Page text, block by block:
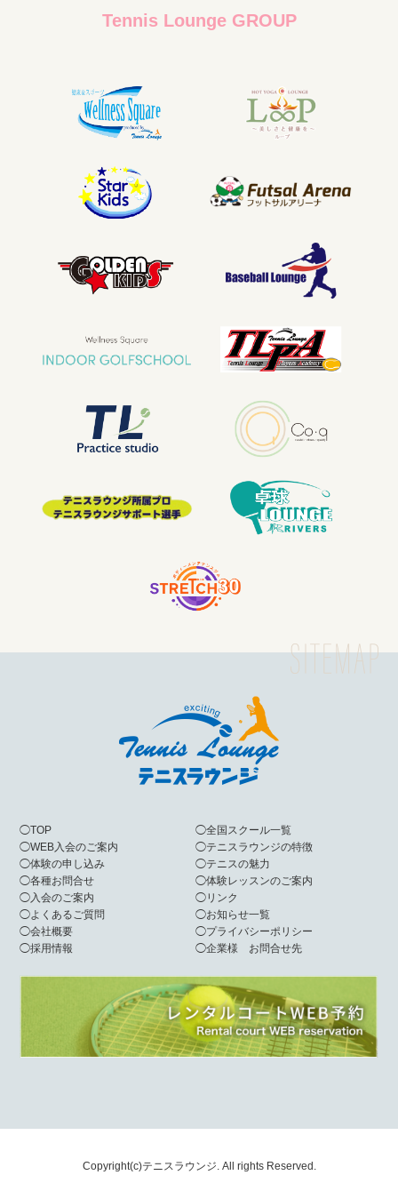
Tennis Lounge GROUP
◯TOP
◯WEB入会のご案内
◯体験の申し込み
◯各種お問合せ
◯全国スクール一覧
◯テニスラウンジの特徴
◯テニスの魅力
◯体験レッスンのご案内
◯ 入会のご案内
◯よくあるご質問
◯会社概要
◯採用情報
◯リンク
◯お知らせ一覧
◯プライバシーポリシー
◯企業様 お問合せ先
Copyright(c)テニスラウンジ. All rights Reserved.